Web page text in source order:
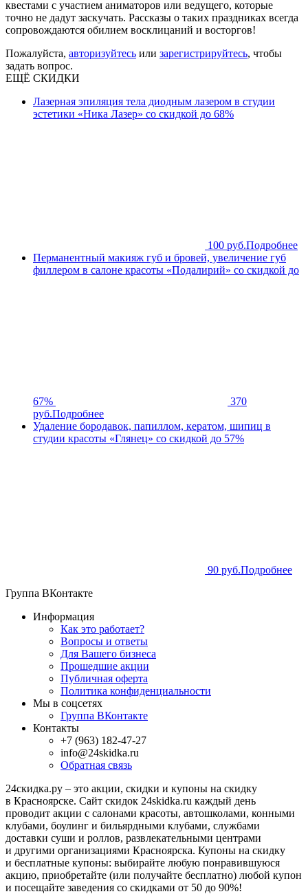
квестами с участием аниматоров или ведущего, которые
точно не дадут заскучать. Рассказы о таких праздниках всегда
сопровождаются обилием восклицаний и восторгов!
Пожалуйста, авторизуйтесь или зарегистрируйтесь, чтобы
задать вопрос.
ЕЩЁ СКИДКИ
Лазерная эпиляция тела диодным лазером в студии
эстетики «Ника Лазер» со скидкой до 68%
100 руб.Подробнее
Перманентный макияж губ и бровей, увеличение губ
филлером в салоне красоты «Подалирий» со скидкой до
67%
370
руб.Подробнее
Удаление бородавок, папиллом, кератом, шипиц в
студии красоты «Глянец» со скидкой до 57%
90 руб.Подробнее
Группа ВКонтакте
Информация
Как это работает?
Вопросы и ответы
Для Вашего бизнеса
Прошедшие акции
Публичная оферта
Политика конфиденциальности
Мы в соцсетях
Группа ВКонтакте
Контакты
+7 (963) 182-47-27
info@24skidka.ru
Обратная связь
24скидка.ру – это акции, скидки и купоны на скидку
в Красноярске. Сайт скидок 24skidka.ru каждый день
проводит акции с салонами красоты, автошколами, конными
клубами, боулинг и бильярдными клубами, службами
доставки суши и роллов, развлекательными центрами
и другими организациями Красноярска. Купоны на скидку
и бесплатные купоны: выбирайте любую понравившуюся
акцию, приобретайте (или получайте бесплатно) любой купон
и посещайте заведения со скидками от 50 до 90%!